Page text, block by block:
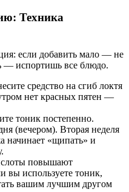
Техника
если добавить мало — не
— испортишь все блюдо.
средство на сгиб локтя
нет красных пятен —
тоник постепенно.
(вечером). Вторая неделя
«щипать» и
повышают
вы используете тоник,
вашим лучшим другом